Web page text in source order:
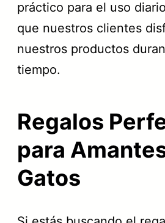
práctico para el uso
que nuestros clientes
nuestros productos
tiempo.
Regalos
para
Gatos